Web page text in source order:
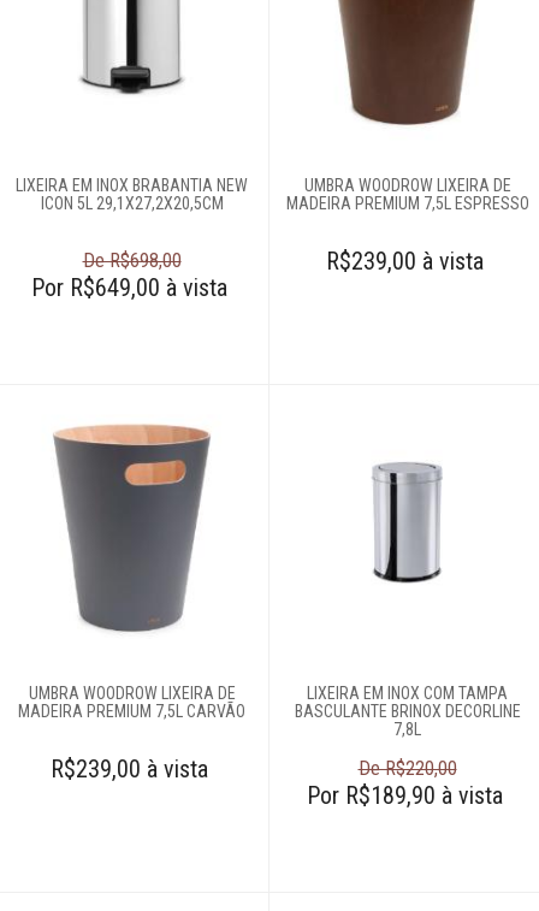
Rodos
roupas
Vassouras
Mesa
Cama e banho
Móveis
Decoração
Login
Pesquisar Lista
LIXEIRA EM INOX BRABANTIA NEW
ICON 5L 29,1X27,2X20,5CM
De R$698,00
Por R$649,00 à vista
UMBRA WOODROW LIXEIRA DE
MADEIRA PREMIUM 7,5L ESPRESSO
R$239,00 à vista
UMBRA WOODROW LIXEIRA DE
MADEIRA PREMIUM 7,5L CARVÃO
R$239,00 à vista
LIXEIRA EM INOX COM TAMPA
BASCULANTE BRINOX DECORLINE
7,8L
De R$220,00
Por R$189,90 à vista